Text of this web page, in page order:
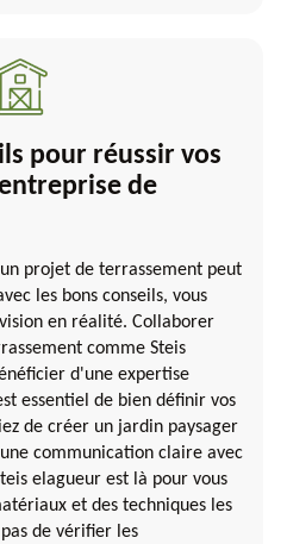
pour réussir vos
de
projet de terrassement peut
les bons conseils, vous
en réalité. Collaborer
comme Steis
d'une expertise
essentiel de bien définir vos
de créer un jardin paysager
communication claire avec
elagueur est là pour vous
et des techniques les
de vérifier les